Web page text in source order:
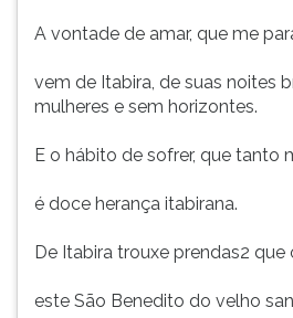
A vontade de amar, que me
vem de Itabira, de suas noites
mulheres e sem horizontes.
E o hábito de sofrer, que tanto
é doce herança itabirana.
De Itabira trouxe prendas2 que
este São Benedito do velho